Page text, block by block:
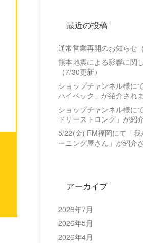
最近の投稿
通常営業再開のお知らせ
熊本地震による影響に関
（7/30更新）
ショップチャンネル様に
ハイベック」が紹介され
ショップチャンネル様に
ドリーストロング」が紹
5/22(金) FM福岡にて「我
ーニング屋さん」が紹介
アーカイブ
2026年7月
2026年5月
2026年4月